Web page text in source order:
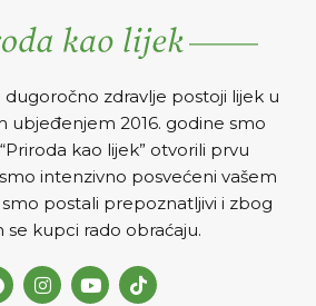
zdravlje postoji lijek u
ubjeđenjem 2016. godine smo
kao lijek” otvorili prvu
intenzivno posvećeni vašem
postali prepoznatljivi i zbog
se kupci rado obraćaju.